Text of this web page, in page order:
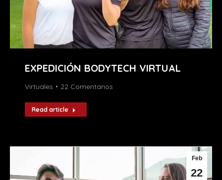
EXPEDICIÓN BODYTECH VIRTUAL
Virtuales 22 Comentarios
Read article
Feb
22